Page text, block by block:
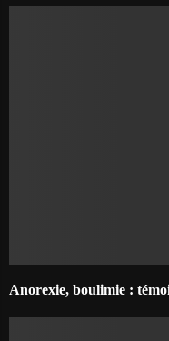
Anorexie, boulimie :